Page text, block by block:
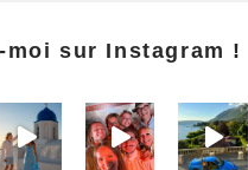
moi sur Instagram !